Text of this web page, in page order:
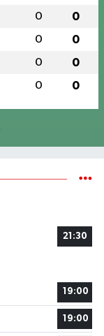
0 0
0 0
0 0
0 0
21:30
19:00
19:00